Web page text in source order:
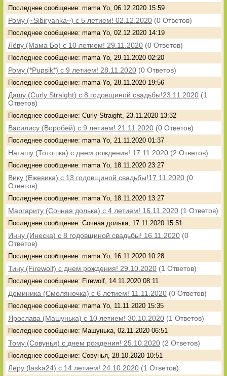
Последнее сообщение: mama Yo, 06.12.2020 15:59
Рому (~Sibiryanka~) с 5 летием! 02.12.2020 (0 Ответов)
Последнее сообщение: mama Yo, 02.12.2020 14:19
Лёву (Мама Бо) с 10 летием! 29.11.2020 (0 Ответов)
Последнее сообщение: mama Yo, 29.11.2020 02:20
Рому (*Pupsik*) с 9 летием! 28.11.2020 (0 Ответов)
Последнее сообщение: mama Yo, 28.11.2020 19:56
Дашу (Curly Straight) с 8 годовщиной свадьбы!23.11.2020 (1
Ответов)
Последнее сообщение: Curly Straight, 23.11.2020 13:32
Василису (Воробей) с 9 летием! 21.11.2020 (0 Ответов)
Последнее сообщение: mama Yo, 21.11.2020 01:37
Наташу (Тотошка) с днем рождения! 17.11.2020 (2 Ответов)
Последнее сообщение: mama Yo, 18.11.2020 23:27
Вику (Ежевика) с 13 годовщиной свадьбы!17.11.2020 (0
Ответов)
Последнее сообщение: mama Yo, 18.11.2020 13:27
Маргариту (Сочная долька) с 4 летием! 16.11.2020 (1 Ответов)
Последнее сообщение: Сочная долька, 17.11.2020 15:51
Инну (Инеска) с 8 годовщиной свадьбы! 16.11.2020 (0
Ответов)
Последнее сообщение: mama Yo, 16.11.2020 10:28
Тину (Firewolf) с днем рождения! 29.10.2020 (1 Ответов)
Последнее сообщение: Firewolf, 14.11.2020 08:11
Доминика (Смоляночка) с 6 летием! 11.11.2020 (0 Ответов)
Последнее сообщение: mama Yo, 11.11.2020 15:35
Ярослава (Машунька) с 10 летием! 30.10.2020 (1 Ответов)
Последнее сообщение: Машунька, 02.11.2020 06:51
Тому (Совунья) с днем рождения! 25.10.2020 (2 Ответов)
Последнее сообщение: Совунья, 28.10.2020 10:51
Леру (laska24) с 14 летием! 24.10.2020 (1 Ответов)